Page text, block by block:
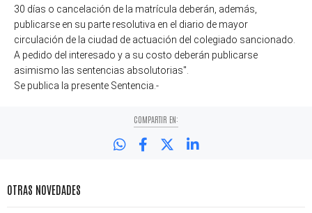
30 días o cancelación de la matrícula deberán, además,
publicarse en su parte resolutiva en el diario de mayor
circulación de la ciudad de actuación del colegiado sancionado.
A pedido del interesado y a su costo deberán publicarse
asimismo las sentencias absolutorias".
Se publica la presente Sentencia.-
COMPARTIR EN:
OTRAS NOVEDADES